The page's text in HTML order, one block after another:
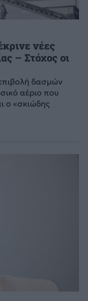
νέες
– Στόχος οι
δασμών
αέριο που
ο «σκιώδης